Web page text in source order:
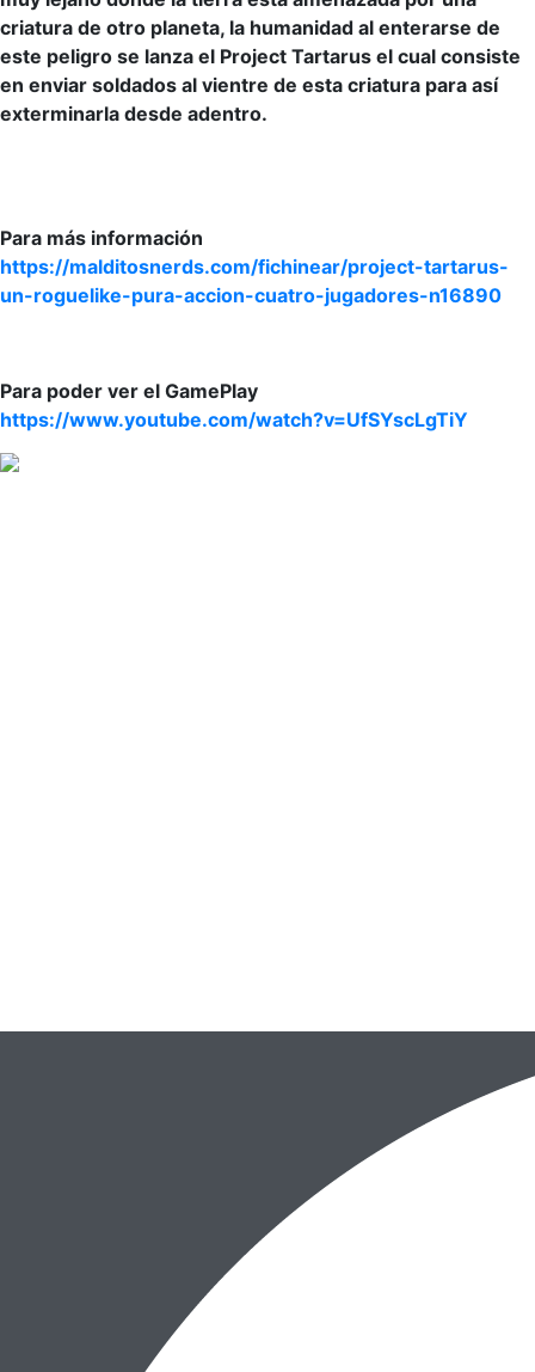
criatura de otro planeta, la humanidad al enterarse de
este peligro se lanza el Project Tartarus el cual consiste
en enviar soldados al vientre de esta criatura para así
exterminarla desde adentro.
Para más información
https://malditosnerds.com/fichinear/project-tartarus-
un-roguelike-pura-accion-cuatro-jugadores-n16890
Para poder ver el GamePlay
https://www.youtube.com/watch?v=UfSYscLgTiY